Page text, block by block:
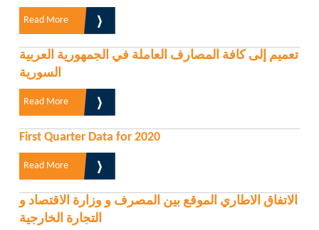
Read More
تعميم إلى كافة المصارف العاملة في الجمهورية العربية
السورية
Read More
First Quarter Data for 2020
Read More
الاتفاق الاطاري الموقع بين المصرف و وزارة الاقتصاد و
التجارة الخارجية